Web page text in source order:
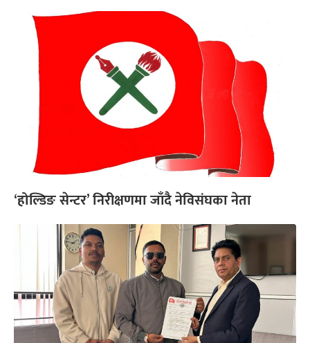
‘होल्डिङ सेन्टर’ निरीक्षणमा जाँदै नेविसंघका नेता